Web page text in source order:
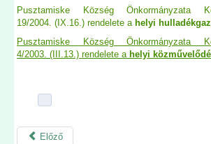
Pusztamiske Község Önkormányzata
19/2004. (IX.16.) rendelete a helyi
Pusztamiske Község Önkormányzata
4/2003. (III.13.) rendelete a helyi
Előző